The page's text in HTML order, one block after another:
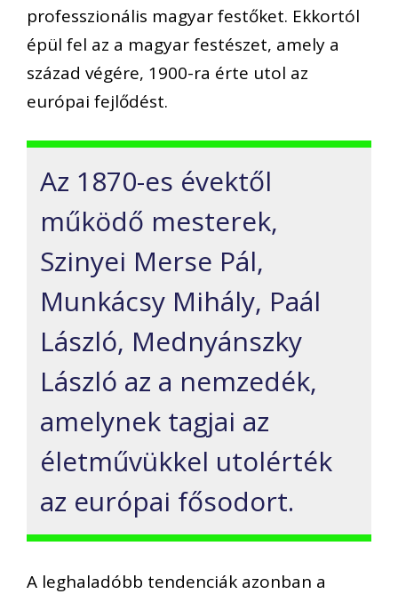
professzionális magyar festőket. Ekkortól
épül fel az a magyar festészet, amely a
század végére, 1900-ra érte utol az
európai fejlődést.
Az 1870-es évektől
működő mesterek,
Szinyei Merse Pál,
Munkácsy Mihály, Paál
László, Mednyánszky
László az a nemzedék,
amelynek tagjai az
életművükkel utolérték
az európai fősodort.
A leghaladóbb tendenciák azonban a